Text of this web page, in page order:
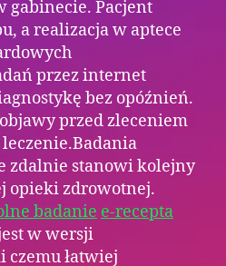
gabinecie. Pacjent
a realizacja w aptece
przez internet
bez opóźnień.
przed zleceniem
zdalnie stanowi kolejny
opieki zdrowotnej.
badanie e-recepta
w wersji
łatwiej